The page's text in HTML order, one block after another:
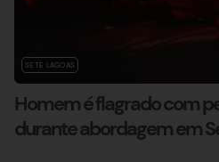
SETE LAGOAS
Homem é flagrado com
durante abordagem em